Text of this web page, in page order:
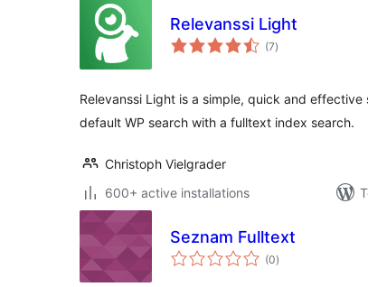
Relevanssi Light
(7total
ratings
)
Relevanssi Light is a simple, quick and
default WP search with a fulltext index search.
Christoph Vielgrader
600+ active installations
Seznam Fulltext
(0total
ratings
)